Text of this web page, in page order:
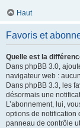
Haut
Favoris et
Quelle est la
Dans phpBB 3.0,
navigateur web :
Dans phpBB 3.3, les
désormais une
L’abonnement, lui,
options de notification
panneau de contrôle